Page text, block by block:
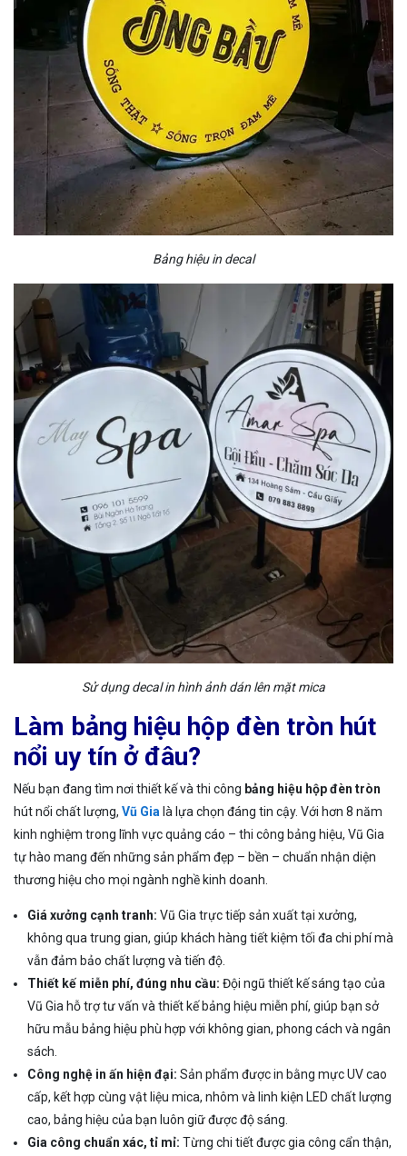
Bảng hiệu in decal
Sử dụng decal in hình ảnh dán lên mặt mica
Làm bảng hiệu hộp đèn tròn hút
nổi uy tín ở đâu?
Nếu bạn đang tìm nơi thiết kế và thi công bảng hiệu hộp đèn tròn
hút nổi chất lượng, Vũ Gia là lựa chọn đáng tin cậy. Với hơn 8 năm
kinh nghiệm trong lĩnh vực quảng cáo – thi công bảng hiệu, Vũ Gia
tự hào mang đến những sản phẩm đẹp – bền – chuẩn nhận diện
thương hiệu cho mọi ngành nghề kinh doanh.
Giá xưởng cạnh tranh: Vũ Gia trực tiếp sản xuất tại xưởng,
không qua trung gian, giúp khách hàng tiết kiệm tối đa chi phí mà
vẫn đảm bảo chất lượng và tiến độ.
Thiết kế miễn phí, đúng nhu cầu: Đội ngũ thiết kế sáng tạo của
Vũ Gia hỗ trợ tư vấn và thiết kế bảng hiệu miễn phí, giúp bạn sở
hữu mẫu bảng hiệu phù hợp với không gian, phong cách và ngân
sách.
Công nghệ in ấn hiện đại: Sản phẩm được in bằng mực UV cao
cấp, kết hợp cùng vật liệu mica, nhôm và linh kiện LED chất lượng
cao, bảng hiệu của bạn luôn giữ được độ sáng.
Gia công chuẩn xác, tỉ mỉ: Từng chi tiết được gia công cẩn thận,